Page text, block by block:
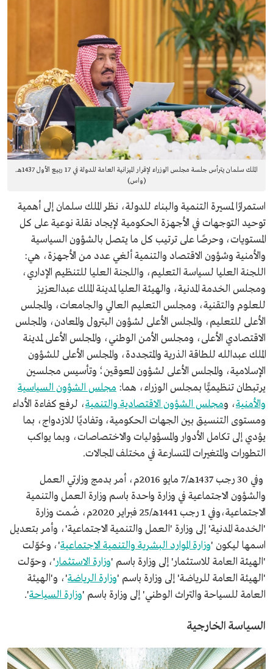
الملك سلمان يترأس جلسة مجلس الوزراء لإقرار الميزانية العامة للدولة في 17 ربيع الأول 1437هـ.
(واس)
استمرارًا لمسيرة التنمية والبناء للدولة، نظر الملك سلمان إلى أهمية
توحيد التوجهات في الأجهزة الحكومية لإيجاد نقلة نوعية على كل
المستويات، وحرصًا على ترتيب كل ما يتصل بالشؤون السياسية
والأمنية وشؤون الاقتصاد والتنمية ألغي عدد من الأجهزة، هي:
اللجنة العليا لسياسة التعليم، واللجنة العليا للتنظيم الإداري،
ومجلس الخدمة المدنية، والهيئة العليا لمدينة الملك عبدالعزيز
للعلوم والتقنية، ومجلس التعليم العالي والجامعات، والمجلس
الأعلى للتعليم، والمجلس الأعلى لشؤون البترول والمعادن، والمجلس
الاقتصادي الأعلى، ومجلس الأمن الوطني، والمجلس الأعلى لمدينة
الملك عبدالله للطاقة الذرية والمتجددة، والمجلس الأعلى للشؤون
الإسلامية، والمجلس الأعلى لشؤون المعوقين؛ وتأسيس مجلسين
يرتبطان تنظيميًّا بمجلس الوزراء، هما: مجلس الشؤون السياسية
والأمنية، ومجلس الشؤون الاقتصادية والتنمية، لرفع كفاءة الأداء
ومستوى التنسيق بين الجهات الحكومية، وتفاديًا للازدواج، بما
يؤدي إلى تكامل الأدوار والمسؤوليات والاختصاصات، وبما يواكب
التطورات والمتغيرات المتسارعة في مختلف المجالات.
وفي 30 رجب 1437هـ/7 مايو 2016م، أمر بدمج وزارتي العمل
والشؤون الاجتماعية في وزارة واحدة باسم وزارة العمل والتنمية
الاجتماعية،وفي 1 رجب 1441هـ/25 فبراير 2020م، ضُمت وزارة
'الخدمة المدنية' إلى وزارة 'العمل والتنمية الاجتماعية'، وأمر بتعديل
اسمها ليكون 'وزارة الموارد البشرية والتنمية الاجتماعية'، وحُوّلت
'الهيئة العامة للاستثمار' إلى وزارة باسم 'وزارة الاستثمار'، وحوّلت
'الهيئة العامة للرياضة' إلى وزارة باسم 'وزارة الرياضة'، و'الهيئة
العامة للسياحة والتراث الوطني' إلى وزارة باسم 'وزارة السياحة'.
السياسة الخارجية